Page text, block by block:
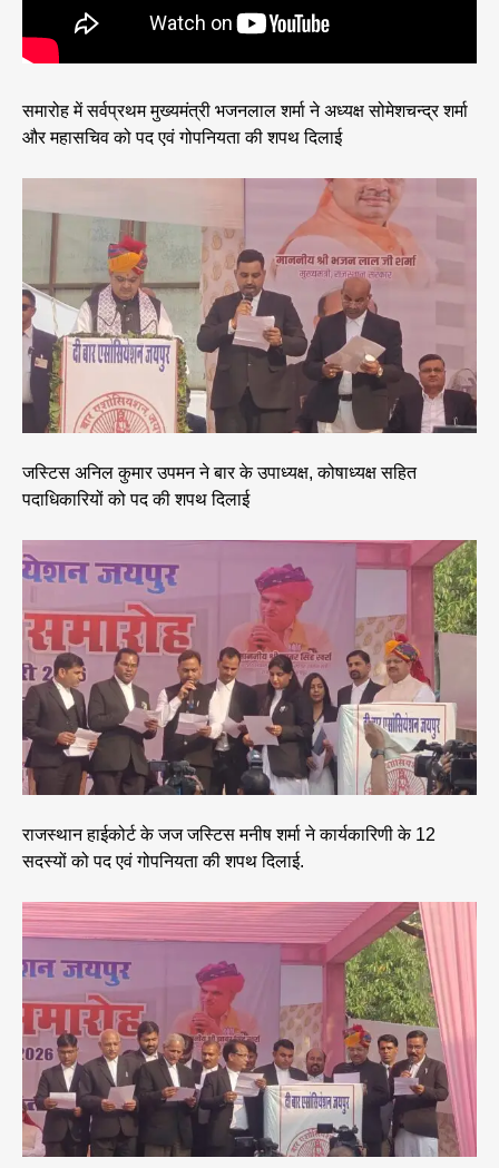
समारोह में सर्वप्रथम मुख्यमंत्री भजनलाल शर्मा ने अध्यक्ष सोमेशचन्द्र शर्मा
और महासचिव को पद एवं गोपनियता की शपथ दिलाई
जस्टिस अनिल कुमार उपमन ने बार के उपाध्यक्ष, कोषाध्यक्ष सहित
पदाधिकारियों को पद की शप​थ दिलाई
राजस्थान हाईकोर्ट के जज जस्टिस मनीष शर्मा ने कार्यकारिणी के 12
सदस्यों को पद एवं गोपनियता की शपथ दिलाई.